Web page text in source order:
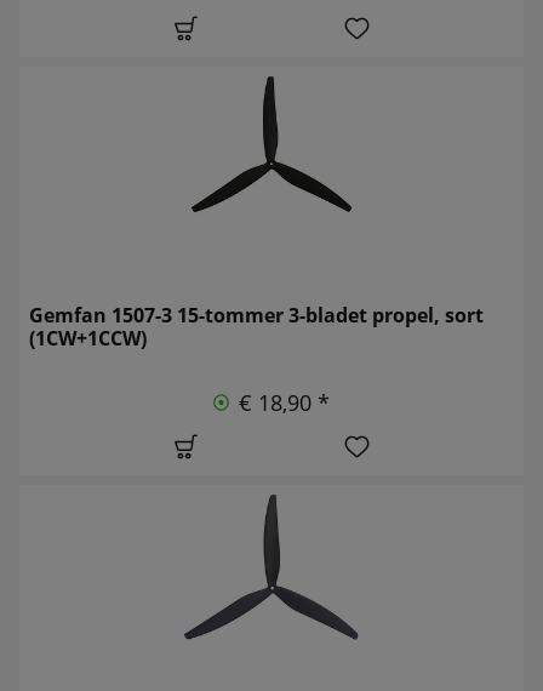
Gemfan 1507-3 15-tommer 3-bladet propel, sort
(1CW+1CCW)
€ 18,90 *